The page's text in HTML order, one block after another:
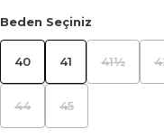
Beden Seçiniz
40 41 41½
44 45